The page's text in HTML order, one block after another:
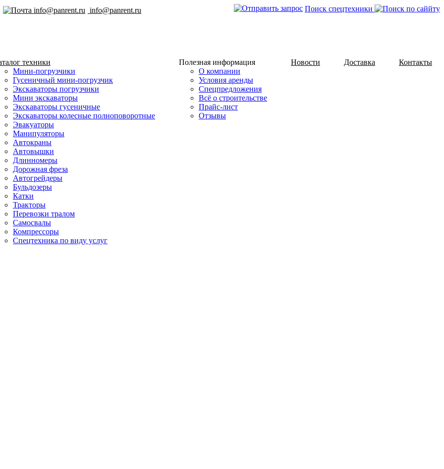
info@panrent.ru Поиск спецтехники
техники
Мини-погрузчики
Гусеничный мини-погрузчик
Экскаваторы погрузчики
Мини экскаваторы
Экскаваторы гусеничные
Экскаваторы колесные полноповоротные
Эвакуаторы
Манипуляторы
Автокраны
Автовышки
Длинномеры
Дорожная фреза
Автогрейдеры
Бульдозеры
Катки
Тракторы
Перевозки тралом
Самосвалы
Компрессоры
Спецтехника по виду услуг
Полезная информация
О компании
Условия аренды
Спецпредложения
Всё о строительстве
Прайс-лист
Отзывы
Новости Доставка Контакты